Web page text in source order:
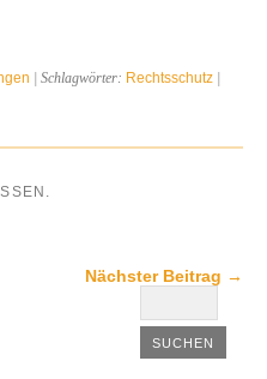
| Schlagwörter: Rechtsschutz |
Nächster Beitrag →